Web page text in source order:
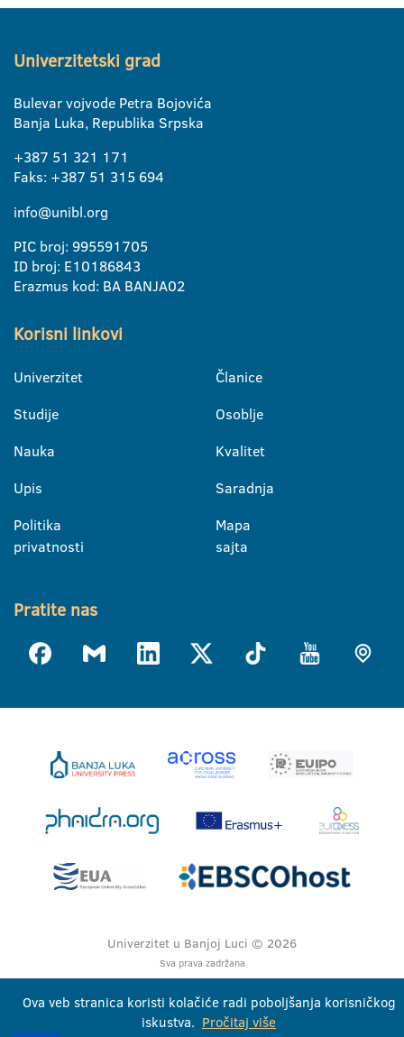
Univerzitetski grad
Bulevar vojvode Petra Bojovića
Banja Luka, Republika Srpska
+387 51 321 171
Faks: +387 51 315 694
info@unibl.org
PIC broj: 995591705
ID broj: E10186843
Erazmus kod: BA BANJA02
Korisni linkovi
Univerzitet
Studije
Nauka
Upis
Politika
privatnosti
Članice
Osoblje
Kvalitet
Saradnja
Mapa
sajta
Pratite nas
Univerzitet u Banjoj Luci © 2026
Sva prava zadržana
Ova veb stranica koristi kolačiće radi poboljšanja korisničkog
iskustva. Pročitaj više